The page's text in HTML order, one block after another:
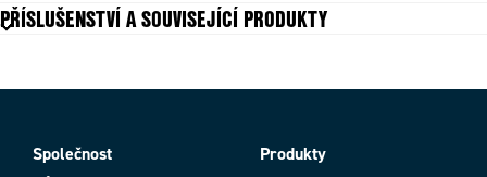
Max. napětí DC 24 V
Přepínání NO/NC Ano
Shoda s normami
PŘÍSLUŠENSTVÍ A SOUVISEJÍCÍ PRODUKTY
Objednací číslo
Společnost Produkty